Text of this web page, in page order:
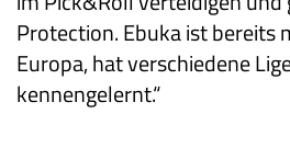
Protection. Ebuka ist bereits
Europa, hat verschiedene
kennengelernt.“